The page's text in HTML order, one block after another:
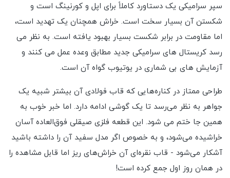
سپر سرامیکی یک دستاورد کاملاً برای اپل و کورنینگ است و
شکستن آن بسیار سخت است. خراش همچنان یک تهدید است،
اما مقاومت در برابر شکست بسیار بهبود یافته است. به نظر می
رسد کریستال های سرامیکی جدید مطابق وعده عمل می کنند و
آزمایش های بی شماری در یوتیوب گواه آن است.
طراحی ممتاز در کناره‌هایی که قاب فولادی آن بیشتر شبیه یک
جواهر به نظر می‌رسد تا یک گوشی ادامه دارد. اما خبر خوب به
همین جا ختم می شود. این قطعه فلزی صیقلی فوق‌العاده آسان
خراشیده می‌شود، و به خصوص اگر مدل سفید آن را داشته باشید
آشکار می‌شود - قاب نقره‌ای آن خراش‌های ریز اما قابل مشاهده را
در همان روز اول جمع کرده است!